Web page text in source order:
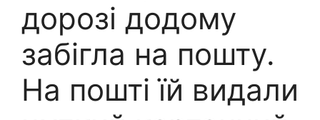
дорозі додому
забігла на пошту.
На пошті їй видали